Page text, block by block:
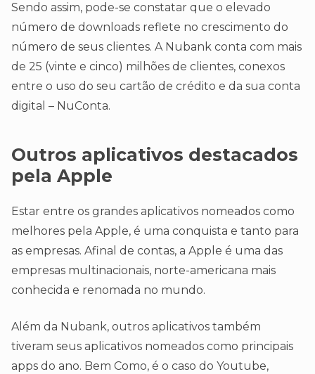
Sendo assim, pode-se constatar que o elevado
número de downloads reflete no crescimento do
número de seus clientes. A Nubank conta com mais
de 25 (vinte e cinco) milhões de clientes, conexos
entre o uso do seu cartão de crédito e da sua conta
digital – NuConta.
Outros aplicativos destacados
pela Apple
Estar entre os grandes aplicativos nomeados como
melhores pela Apple, é uma conquista e tanto para
as empresas. Afinal de contas, a Apple é uma das
empresas multinacionais, norte-americana mais
conhecida e renomada no mundo.
Além da Nubank, outros aplicativos também
tiveram seus aplicativos nomeados como principais
apps do ano. Bem Como, é o caso do Youtube,